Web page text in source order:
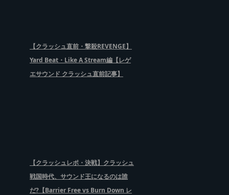
【クラッシュ直前・撃殺REVENGE】
Yard Beat・Like A Stream編【レゲ
エサウンド クラッシュ直前記事】
【クラッシュレポ・決戦】クラッシュ
戦国時代、サウンド王になるのは誰
だ?【Barrier Free vs Burn Down レ